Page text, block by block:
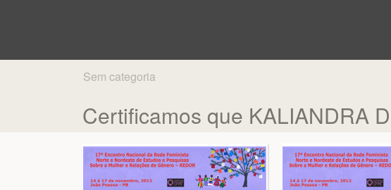
Sem categoria
Certificamos que KALIANDRA